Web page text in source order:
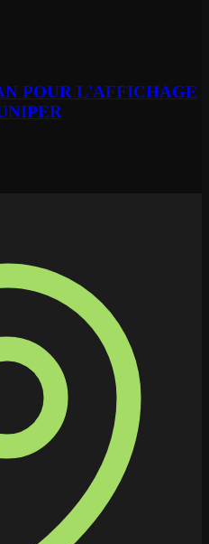
POUR L'AFFICHAGE